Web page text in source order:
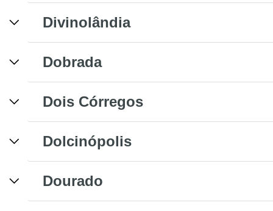
Divinolândia
Dobrada
Dois Córregos
Dolcinópolis
Dourado